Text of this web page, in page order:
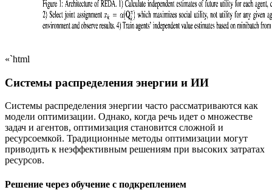
«`html
Системы распределения энергии и ИИ
Системы распределения энергии часто рассматриваются как
модели оптимизации. Однако, когда речь идет о множестве
задач и агентов, оптимизация становится сложной и
ресурсоемкой. Традиционные методы оптимизации могут
приводить к неэффективным решениям при высоких затратах
ресурсов.
Решение через обучение с подкреплением